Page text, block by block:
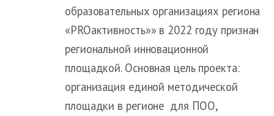
образовательных организациях региона
«PROактивность»» в 2022 году признан
региональной инновационной
площадкой. Основная цель проекта:
организация единой методической
площадки в регионе для ПОО,